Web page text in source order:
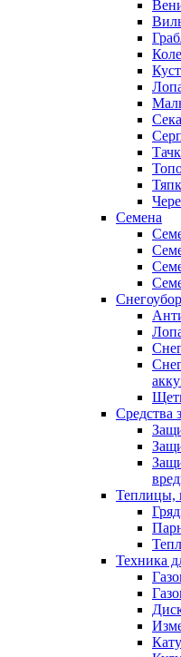
Семена
Средства
Теплицы,
Техника